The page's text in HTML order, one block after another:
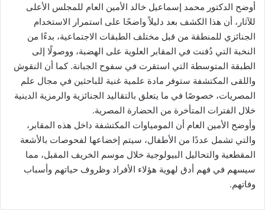
أوضح الدكتور محمد إسماعيل خالد الأمين العام للمجلس الأعلى
للآثار، أن هذا الكشف بعد دليلاً واضحًا على استمرار الاستخدام
الجنائزي للمنطقة من قبل مختلف الطبقات الاجتماعية، بدءًا من
النخبة التي دُفنت في المقابر العلوية على الهضبة، ووصولًا إلى
الطبقة المتوسطة التي استقرت في سفوح الجبانة. كما أن النقوش
واللقى المكتشفة ستوفر مادة علمية غنية للباحثين في مجال علم
المصريات، خصوصًا في ما يتعلق بالتقاليد الجنائزية والرمزية الدينية
خلال الفترات المتأخرة من الحضارة المصرية.
وأوضح الأمين العام أن المومياوات المكتشفة داخل هذه المقابر،
والتي تشمل عددًا من الأطفال، سيتم إخضاعها لفحوصات بالأشعة
المقطعية والتحاليل البيولوجية خلال موسم الخريف المقبل، مما
سيسهم في فهم أدق لهوية هؤلاء الأفراد وظروف حياتهم وأسباب
وفاتهم.